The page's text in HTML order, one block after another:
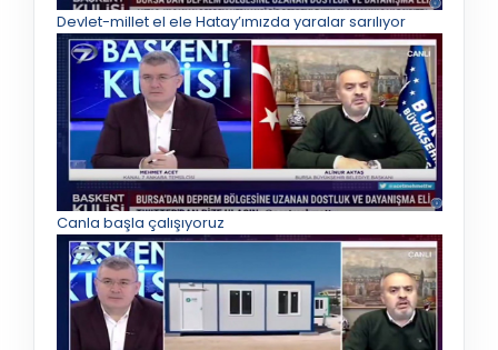
Devlet-millet el ele Hatay’ımızda yaralar sarılıyor
Canla başla çalışıyoruz